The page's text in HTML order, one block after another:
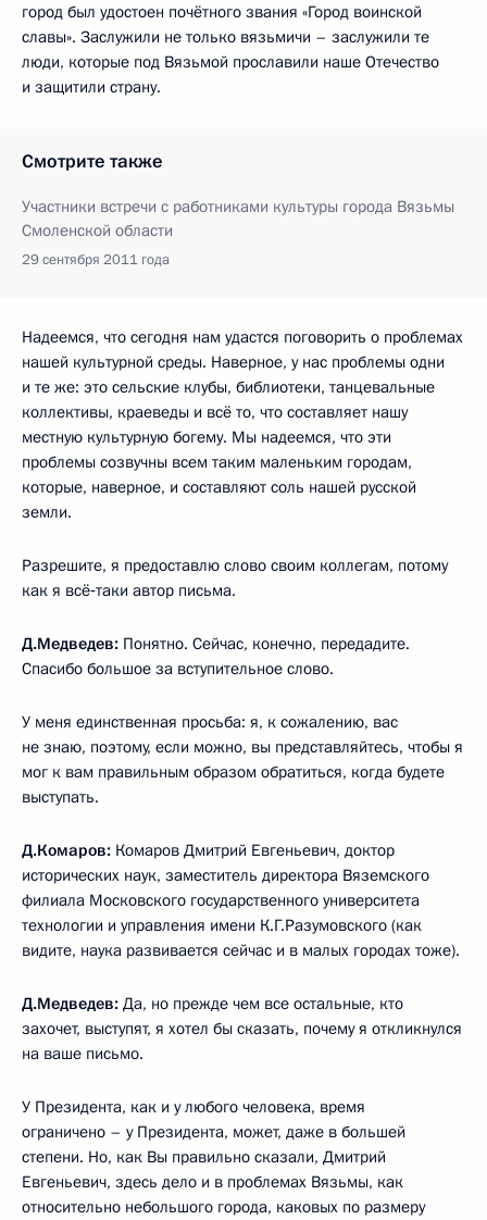
город был удостоен почётного звания «Город воинской
славы». Заслужили не только вязьмичи – заслужили те
люди, которые под Вязьмой прославили наше Отечество
и защитили страну.
Смотрите также
Участники встречи с работниками культуры города Вязьмы
Смоленской области
29 сентября 2011 года
Надеемся, что сегодня нам удастся поговорить о проблемах
нашей культурной среды. Наверное, у нас проблемы одни
и те же: это сельские клубы, библиотеки, танцевальные
коллективы, краеведы и всё то, что составляет нашу
местную культурную богему. Мы надеемся, что эти
проблемы созвучны всем таким маленьким городам,
которые, наверное, и составляют соль нашей русской
земли.
Разрешите, я предоставлю слово своим коллегам, потому
как я всё‑таки автор письма.
Д.Медведев: Понятно. Сейчас, конечно, передадите.
Спасибо большое за вступительное слово.
У меня единственная просьба: я, к сожалению, вас
не знаю, поэтому, если можно, вы представляйтесь, чтобы я
мог к вам правильным образом обратиться, когда будете
выступать.
Д.Комаров: Комаров Дмитрий Евгеньевич, доктор
исторических наук, заместитель директора Вяземского
филиала Московского государственного университета
технологии и управления имени К.Г.Разумовского (как
видите, наука развивается сейчас и в малых городах тоже).
Д.Медведев: Да, но прежде чем все остальные, кто
захочет, выступят, я хотел бы сказать, почему я откликнулся
на ваше письмо.
У Президента, как и у любого человека, время
ограничено – у Президента, может, даже в большей
степени. Но, как Вы правильно сказали, Дмитрий
Евгеньевич, здесь дело и в проблемах Вязьмы, как
относительно небольшого города, каковых по размеру